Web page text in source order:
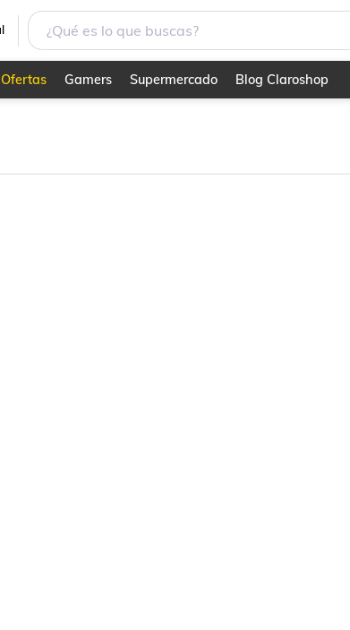
Ofertas Gamers Supermercado Blog Claroshop